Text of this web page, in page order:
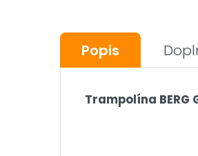
Popis
Trampolína BERG